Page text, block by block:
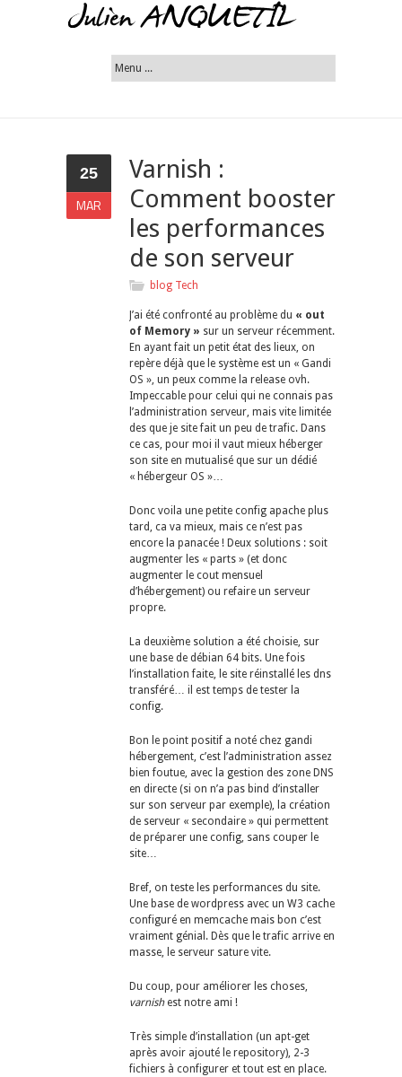
25
MAR
Varnish :
Comment booster
les performances
de son serveur
blog Tech
J’ai été confronté au problème du « out
of Memory » sur un serveur récemment.
En ayant fait un petit état des lieux, on
repère déjà que le système est un « Gandi
OS », un peux comme la release ovh.
Impeccable pour celui qui ne connais pas
l’administration serveur, mais vite limitée
des que je site fait un peu de trafic. Dans
ce cas, pour moi il vaut mieux héberger
son site en mutualisé que sur un dédié
« hébergeur OS »…
Donc voila une petite config apache plus
tard, ca va mieux, mais ce n’est pas
encore la panacée ! Deux solutions : soit
augmenter les « parts » (et donc
augmenter le cout mensuel
d’hébergement) ou refaire un serveur
propre.
La deuxième solution a été choisie, sur
une base de débian 64 bits. Une fois
l’installation faite, le site réinstallé les dns
transféré… il est temps de tester la
config.
Bon le point positif a noté chez gandi
hébergement, c’est l’administration assez
bien foutue, avec la gestion des zone DNS
en directe (si on n’a pas bind d’installer
sur son serveur par exemple), la création
de serveur « secondaire » qui permettent
de préparer une config, sans couper le
site…
Bref, on teste les performances du site.
Une base de wordpress avec un W3 cache
configuré en memcache mais bon c’est
vraiment génial. Dès que le trafic arrive en
masse, le serveur sature vite.
Du coup, pour améliorer les choses,
varnishest notre ami !
Très simple d’installation (un apt-get
après avoir ajouté le repository), 2-3
fichiers à configurer et tout est en place.